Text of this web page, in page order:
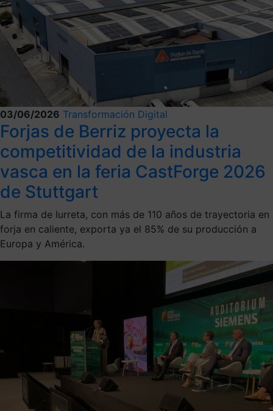
03/06/2026 Transformación Digital
Forjas de Berriz proyecta la
competitividad de la industria
vasca en la feria CastForge 2026
de Stuttgart
La firma de Iurreta, con más de 110 años de trayectoria en
forja en caliente, exporta ya el 85% de su producción a
Europa y América.